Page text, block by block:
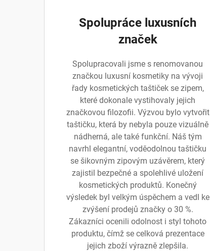
Spolupráce luxusních
značek
Spolupracovali jsme s renomovanou
značkou luxusní kosmetiky na vývoji
řady kosmetických taštiček se zipem,
které dokonale vystihovaly jejich
značkovou filozofii. Výzvou bylo vytvořit
taštičku, která by nebyla pouze vizuálně
nádherná, ale také funkční. Náš tým
navrhl elegantní, voděodolnou taštičku
se šikovným zipovým uzávěrem, který
zajistil bezpečné a spolehlivé uložení
kosmetických produktů. Konečný
výsledek byl velkým úspěchem a vedl ke
zvýšení prodejů značky o 30 %.
Zákazníci ocenili odolnost i styl tohoto
produktu, čímž se celková prezentace
jejich zboží výrazně zlepšila.